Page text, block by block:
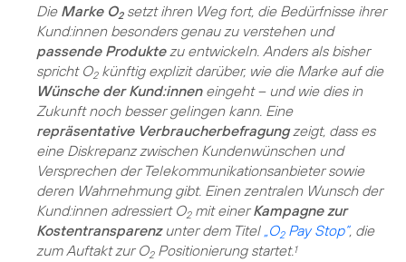
Die Marke O2setzt ihren Weg fort, die Bedürfnisse ihrer
Kund:innen besonders genau zu verstehen und
passende Produktezu entwickeln. Anders als bisher
spricht O2künftig explizit darüber, wie die Marke auf die
Wünsche der Kund:inneneingeht – und wie dies in
Zukunft noch besser gelingen kann. Eine
repräsentative Verbraucherbefragungzeigt, dass es
eine Diskrepanz zwischen Kundenwünschen und
Versprechen der Telekommunikationsanbieter sowie
deren Wahrnehmung gibt. Einen zentralen Wunsch der
Kund:innen adressiert O2mit einerKampagne zur
Kostentransparenzunter dem Titel „O2Pay Stop“, die
zum Auftakt zur O2Positionierung startet. 1